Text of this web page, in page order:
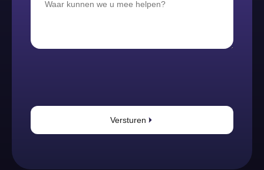
Versturen